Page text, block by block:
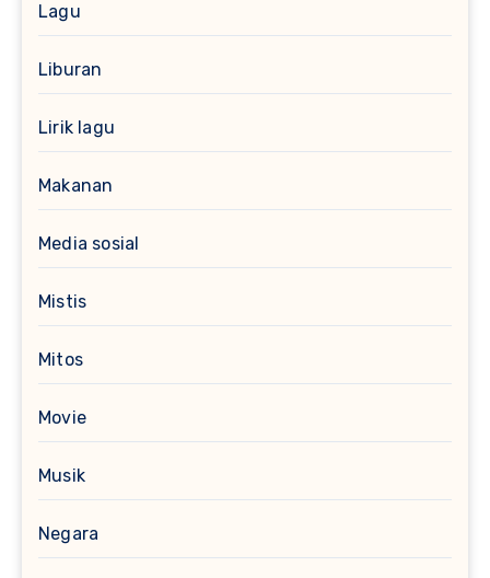
Lagu
Liburan
Lirik lagu
Makanan
Media sosial
Mistis
Mitos
Movie
Musik
Negara